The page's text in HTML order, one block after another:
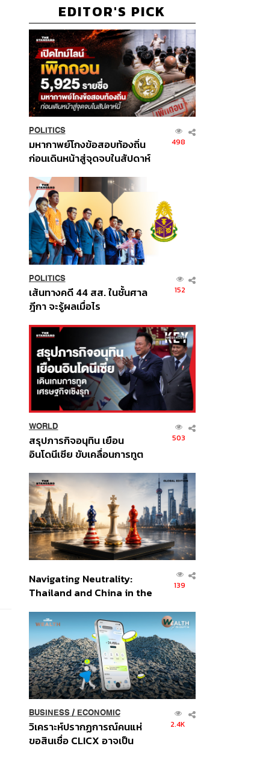
EDITOR'S PICK
POLITICS
มหากาพย์โกงข้อสอบท้องถิ่น
ก่อนเดินหน้าสู่จุดจบในสัปดาห์
498
POLITICS
เส้นทางคดี 44 สส. ในชั้นศาล
ฎีกา จะรู้ผลเมื่อไร
152
WORLD
สรุปภารกิจอนุทิน เยือน
อินโดนีเซีย ขับเคลื่อนการทูต
ส่วนยุทธศาสตร์ไทย –
อินโดนีเซีย
503
Navigating Neutrality:
Thailand and China in the
Order
139
BUSINESS/ ECONOMIC
วิเคราะห์ปรากฏการณ์คนแห่
ขอสินเชื่อ CLICX อาจเป็น
2.4K